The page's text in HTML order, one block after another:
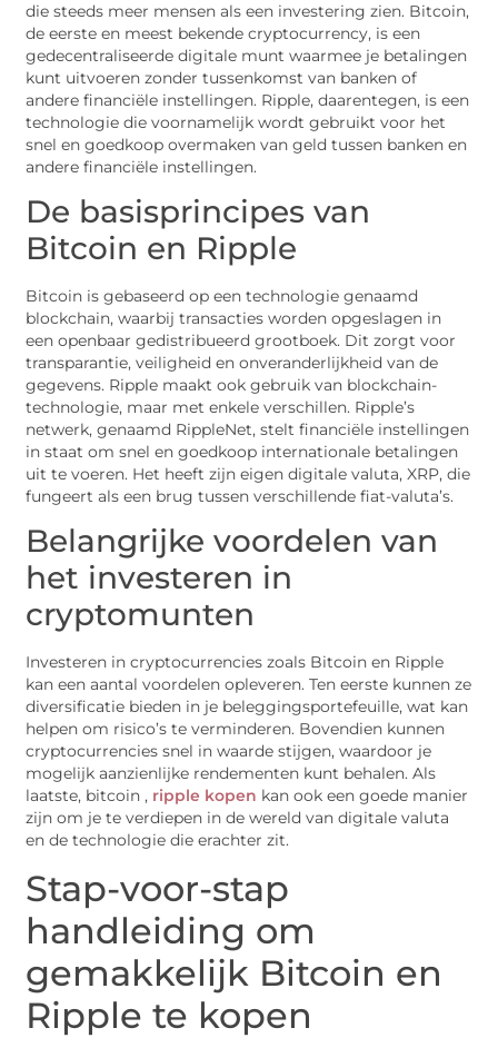
die steeds meer mensen als een investering zien. Bitcoin,
de eerste en meest bekende cryptocurrency, is een
gedecentraliseerde digitale munt waarmee je betalingen
kunt uitvoeren zonder tussenkomst van banken of
andere financiële instellingen. Ripple, daarentegen, is een
technologie die voornamelijk wordt gebruikt voor het
snel en goedkoop overmaken van geld tussen banken en
andere financiële instellingen.
De basisprincipes van
Bitcoin en Ripple
Bitcoin is gebaseerd op een technologie genaamd
blockchain, waarbij transacties worden opgeslagen in
een openbaar gedistribueerd grootboek. Dit zorgt voor
transparantie, veiligheid en onveranderlijkheid van de
gegevens. Ripple maakt ook gebruik van blockchain-
technologie, maar met enkele verschillen. Ripple’s
netwerk, genaamd RippleNet, stelt financiële instellingen
in staat om snel en goedkoop internationale betalingen
uit te voeren. Het heeft zijn eigen digitale valuta, XRP, die
fungeert als een brug tussen verschillende fiat-valuta’s.
Belangrijke voordelen van
het investeren in
cryptomunten
Investeren in cryptocurrencies zoals Bitcoin en Ripple
kan een aantal voordelen opleveren. Ten eerste kunnen ze
diversificatie bieden in je beleggingsportefeuille, wat kan
helpen om risico’s te verminderen. Bovendien kunnen
cryptocurrencies snel in waarde stijgen, waardoor je
mogelijk aanzienlijke rendementen kunt behalen. Als
laatste, bitcoin , ripple kopen kan ook een goede manier
zijn om je te verdiepen in de wereld van digitale valuta
en de technologie die erachter zit.
Stap-voor-stap
handleiding om
gemakkelijk Bitcoin en
Ripple te kopen